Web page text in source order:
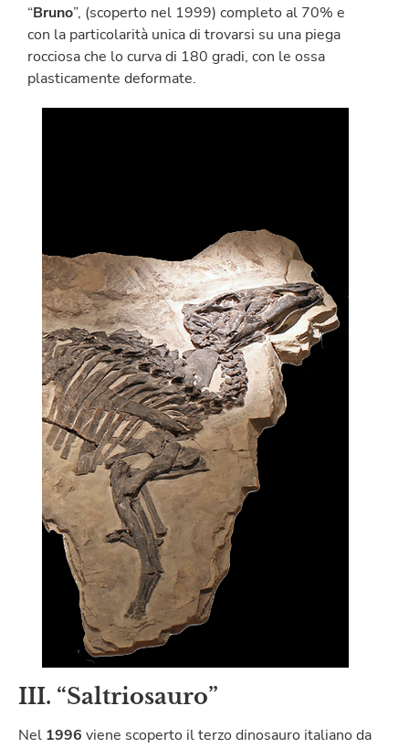
“Bruno”, (scoperto nel 1999) completo al 70% e
con la particolarità unica di trovarsi su una piega
rocciosa che lo curva di 180 gradi, con le ossa
plasticamente deformate.
III. “Saltriosauro”
Nel 1996 viene scoperto il terzo dinosauro italiano da